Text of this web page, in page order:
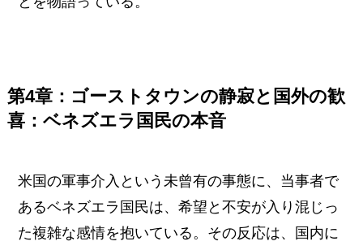
第4章：ゴーストタウンの静寂と国外の歓
喜：ベネズエラ国民の本音
米国の軍事介入という未曾有の事態に、当事者で
あるベネズエラ国民は、希望と不安が入り混じっ
た複雑な感情を抱いている。その反応は、国内に